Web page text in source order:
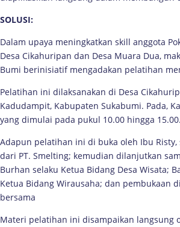
SOLUSI:
Dalam upaya meningkatkan skill anggota
Desa Cikahuripan dan Desa Muara Dua,
Bumi berinisiatif mengadakan pelatihan
Pelatihan ini dilaksanakan di Desa
Kadudampit, Kabupaten Sukabumi. Pada,
yang dimulai pada pukul 10.00 hingga 15.00.
Adapun pelatihan ini di buka oleh Ibu Risty,
dari PT. Smelting; kemudian dilanjutkan
Burhan selaku Ketua Bidang Desa Wisata;
Ketua Bidang Wirausaha; dan pembukaan
bersama
Materi pelatihan ini disampaikan langsung